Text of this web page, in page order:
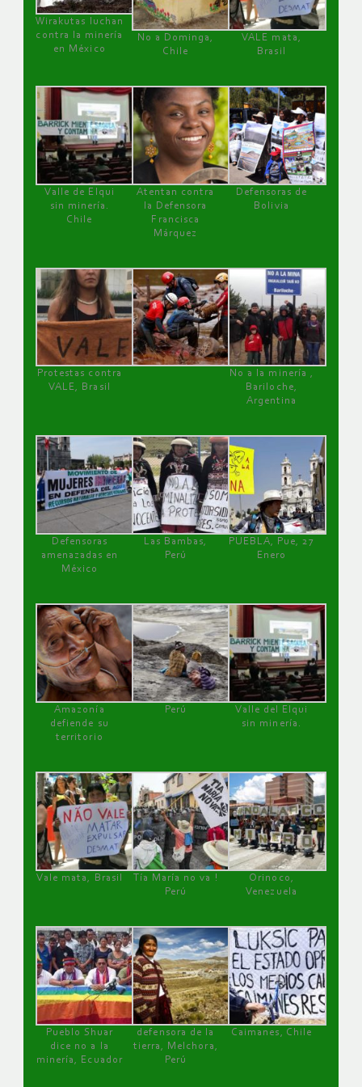
Wirakutas luchan
contra la minería
en México
No a Dominga,
Chile
VALE mata,
Brasil
Valle de Elqui
sin minería.
Chile
Atentan contra
la Defensora
Francisca
Márquez
Defensoras de
Bolivia
Protestas contra
VALE, Brasil
No a la minería ,
Bariloche,
Argentina
Defensoras
amenazadas en
México
Las Bambas,
Perú
PUEBLA, Pue, 27
Enero
Amazonía
defiende su
territorio
Perú
Valle del Elqui
sin minería.
Vale mata, Brasil
Tía María no va !
Perú
Orinoco,
Venezuela
Pueblo Shuar
dice no a la
minería, Ecuador
defensora de la
tierra, Melchora,
Perú
Caimanes, Chile